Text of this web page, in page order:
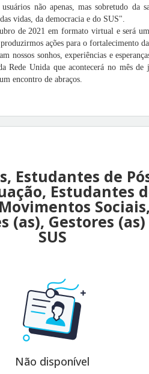
não apenas, mas sobretudo da
vidas, da democracia e do SUS".
de 2021 em formato virtual e será
ações para o fortalecimento
nossos sonhos, experiências e
Rede Unida que acontecerá no mês
encontro de abraços.
Estudantes de
Estudantes
(as), Gestores
SUS
Não disponível